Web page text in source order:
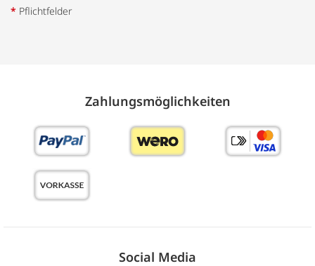
* Pflichtfelder
Zahlungs­möglich­keiten
Social Media